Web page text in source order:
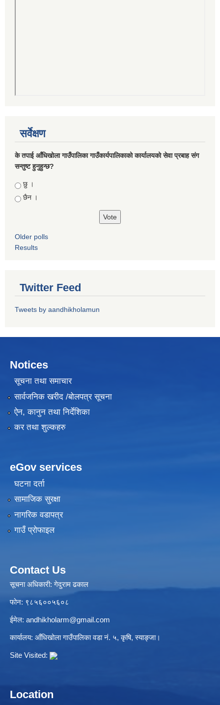
सर्वेक्षण
के तपाई आँधिखोला गाउँपालिका गाउँकार्यपालिकाको कार्यालयको सेवा प्रबाह संग
सन्तुष्ट हुनुहुन्छ?
Choices
छु ।
छैन ।
Older polls
Results
Twitter Feed
Tweets by aandhikholamun
Notices
सूचना तथा समाचार
सार्वजनिक खरीद /बोलपत्र सूचना
ऐन, कानुन तथा निर्देशिका
कर तथा शुल्कहरु
eGov services
घटना दर्ता
सामाजिक सुरक्षा
नागरिक वडापत्र
गाउँ प्रोफाइल
Contact Us
सूचना अधिकारी: गेदुराम ढकाल
फोन: ९८५६००५६०८
ईमेल: andhikholarm@gmail.com
कार्यालय: आँधिखोला गाउँपालिका वडा नं. ५, कृषि, स्याङ्जा।
Site Visited:
Location